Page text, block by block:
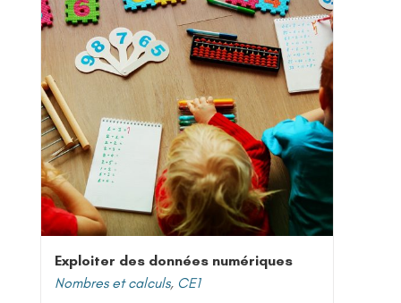
Exploiter des données numériques
Nombres et calculs, CE1